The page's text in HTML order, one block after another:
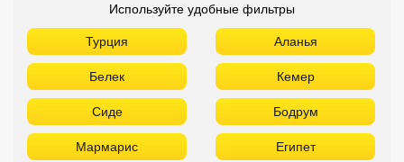
Используйте удобные фильтры
Турция Аланья
Белек Кемер
Сиде Бодрум
Мармарис Египет